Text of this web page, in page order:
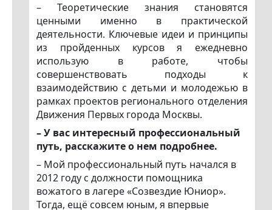
– Теоретические знания становятся
ценными именно в практической
деятельности. Ключевые идеи и принципы
из пройденных курсов я ежедневно
использую в работе, чтобы
совершенствовать подходы к
взаимодействию с детьми и молодежью в
рамках проектов регионального отделения
Движения Первых города Москвы.
– У вас интересный профессиональный
путь, расскажите о нем подробнее.
– Мой профессиональный путь начался в
2012 году с должности помощника
вожатого в лагере «Созвездие Юниор».
Тогда, ещё совсем юным, я впервые